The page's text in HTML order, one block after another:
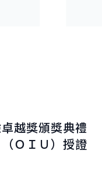
越獎頒獎典禮
ＯＩＵ）授證